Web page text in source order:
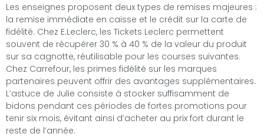
Les enseignes proposent deux types de remises majeures :
la remise immédiate en caisse et le crédit sur la carte de
fidélité. Chez E.Leclerc, les Tickets Leclerc permettent
souvent de récupérer 30 % à 40 % de la valeur du produit
sur sa cagnotte, réutilisable pour les courses suivantes.
Chez Carrefour, les primes fidélité sur les marques
partenaires peuvent offrir des avantages supplémentaires.
L’astuce de Julie consiste à stocker suffisamment de
bidons pendant ces périodes de fortes promotions pour
tenir six mois, évitant ainsi d’acheter au prix fort durant le
reste de l’année.